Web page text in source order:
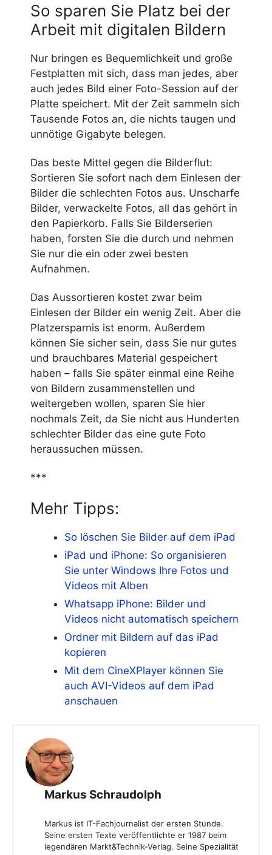
So sparen Sie Platz bei der
Arbeit mit digitalen Bildern
Nur bringen es Bequemlichkeit und große
Festplatten mit sich, dass man jedes, aber
auch jedes Bild einer Foto-Session auf der
Platte speichert. Mit der Zeit sammeln sich
Tausende Fotos an, die nichts taugen und
unnötige Gigabyte belegen.
Das beste Mittel gegen die Bilderflut:
Sortieren Sie sofort nach dem Einlesen der
Bilder die schlechten Fotos aus. Unscharfe
Bilder, verwackelte Fotos, all das gehört in
den Papierkorb. Falls Sie Bilderserien
haben, forsten Sie die durch und nehmen
Sie nur die ein oder zwei besten
Aufnahmen.
Das Aussortieren kostet zwar beim
Einlesen der Bilder ein wenig Zeit. Aber die
Platzersparnis ist enorm. Außerdem
können Sie sicher sein, dass Sie nur gutes
und brauchbares Material gespeichert
haben – falls Sie später einmal eine Reihe
von Bildern zusammenstellen und
weitergeben wollen, sparen Sie hier
nochmals Zeit, da Sie nicht aus Hunderten
schlechter Bilder das eine gute Foto
heraussuchen müssen.
***
Mehr Tipps:
So löschen Sie Bilder auf dem iPad
iPad und iPhone: So organisieren
Sie unter Windows Ihre Fotos und
Videos mit Alben
Whatsapp iPhone: Bilder und
Videos nicht automatisch speichern
Ordner mit Bildern auf das iPad
kopieren
Mit dem CineXPlayer können Sie
auch AVI-Videos auf dem iPad
anschauen
Markus Schraudolph
Markus ist IT-Fachjournalist der ersten Stunde.
Seine ersten Texte veröffentlichte er 1987 beim
legendären Markt&Technik-Verlag. Seine Spezialität